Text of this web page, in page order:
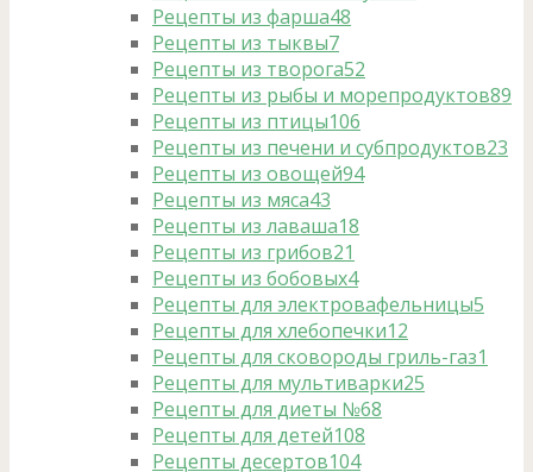
Рецепты из фарша48
Рецепты из тыквы7
Рецепты из творога52
Рецепты из рыбы и морепродуктов89
Рецепты из птицы106
Рецепты из печени и субпродуктов23
Рецепты из овощей94
Рецепты из мяса43
Рецепты из лаваша18
Рецепты из грибов21
Рецепты из бобовых4
Рецепты для электровафельницы5
Рецепты для хлебопечки12
Рецепты для сковороды гриль-газ1
Рецепты для мультиварки25
Рецепты для диеты №68
Рецепты для детей108
Рецепты десертов104